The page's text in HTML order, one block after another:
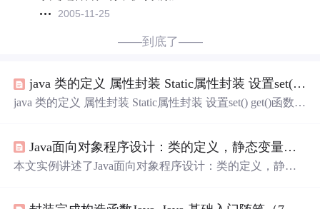
2005-11-25
——到底了——
java 类的定义 属性封装 Static属性封装 设置set() get()函数
java 类的定义 属性封装 Static属性封装 设置set() get()函数 cl
ring hobby; /static 全局变量 类...
Java面向对象程序设计：类的定义，静态变量，成员变量，构造函数，封装与私有，this概念与用法详解
本文实例讲述了Java面向对象程序设计：类的定义，静态